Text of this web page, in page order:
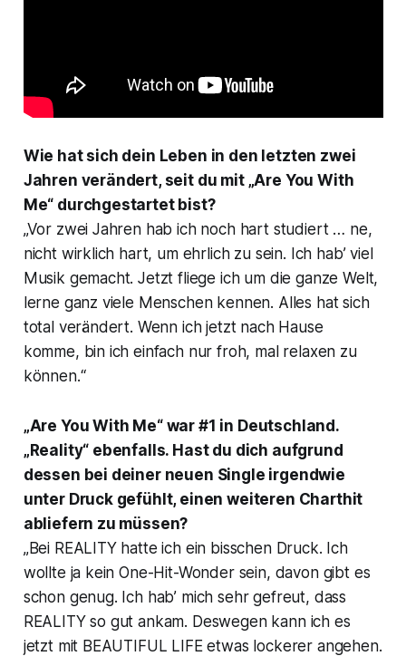
Wie hat sich dein Leben in den letzten zwei
Jahren verändert, seit du mit „Are You With
Me“ durchgestartet bist?
„Vor zwei Jahren hab ich noch hart studiert … ne,
nicht wirklich hart, um ehrlich zu sein. Ich hab’ viel
Musik gemacht. Jetzt fliege ich um die ganze Welt,
lerne ganz viele Menschen kennen. Alles hat sich
total verändert. Wenn ich jetzt nach Hause
komme, bin ich einfach nur froh, mal relaxen zu
können.“
„Are You With Me“ war #1 in Deutschland.
„Reality“ ebenfalls. Hast du dich aufgrund
dessen bei deiner neuen Single irgendwie
unter Druck gefühlt, einen weiteren Charthit
abliefern zu müssen?
„Bei REALITY hatte ich ein bisschen Druck. Ich
wollte ja kein One-Hit-Wonder sein, davon gibt es
schon genug. Ich hab’ mich sehr gefreut, dass
REALITY so gut ankam. Deswegen kann ich es
jetzt mit BEAUTIFUL LIFE etwas lockerer angehen.